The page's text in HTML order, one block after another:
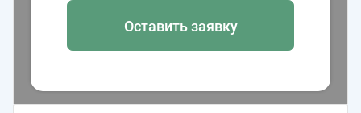
Оставить заявку